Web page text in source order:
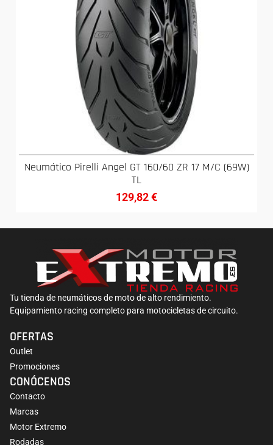
Neumático Pirelli Angel GT 160/60 ZR 17 M/C (69W)
TL
129,82€
Tu tienda de neumáticos de moto de alto rendimiento.
Equipamiento racing completo para motocicletas de circuito.
OFERTAS
Outlet
Promociones
CONÓCENOS
Contacto
Marcas
Motor Extremo
Rodadas